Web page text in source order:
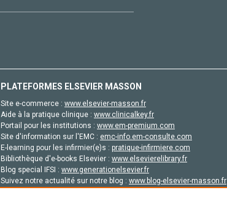
PLATEFORMES ELSEVIER MASSON
Site e-commerce : www.elsevier-masson.fr
Aide à la pratique clinique : www.clinicalkey.fr
Portail pour les institutions : www.em-premium.com
Site d'information sur l'EMC : emc-info.em-consulte.com
E-learning pour les infirmier(e)s : pratique-infirmiere.com
Bibliothèque d'e-books Elsevier : www.elsevierelibrary.fr
Blog special IFSI : www.generationelsevier.fr
Suivez notre actualité sur notre blog : www.blog-elsevier-masson.fr